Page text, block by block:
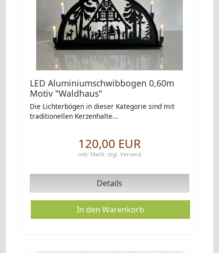
LED Aluminiumschwibbogen 0,60m
Motiv "Waldhaus"
Die Lichterbögen in dieser Kategorie sind mit
traditionellen Kerzenhalte...
120,00 EUR
inkl. MwSt. zzgl. Versand
Details